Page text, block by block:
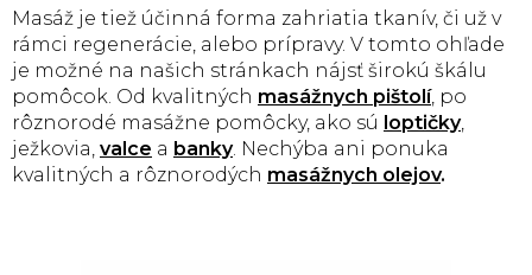
Masáž je tiež účinná forma zahriatia tkanív, či už v
rámci regenerácie, alebo prípravy. V tomto ohľade
je možné na našich stránkach nájsť širokú škálu
pomôcok. Od kvalitných masážnych pištolí, po
rôznorodé masážne pomôcky, ako sú loptičky,
ježkovia, valce a banky. Nechýba ani ponuka
kvalitných a rôznorodých masážnych olejov.